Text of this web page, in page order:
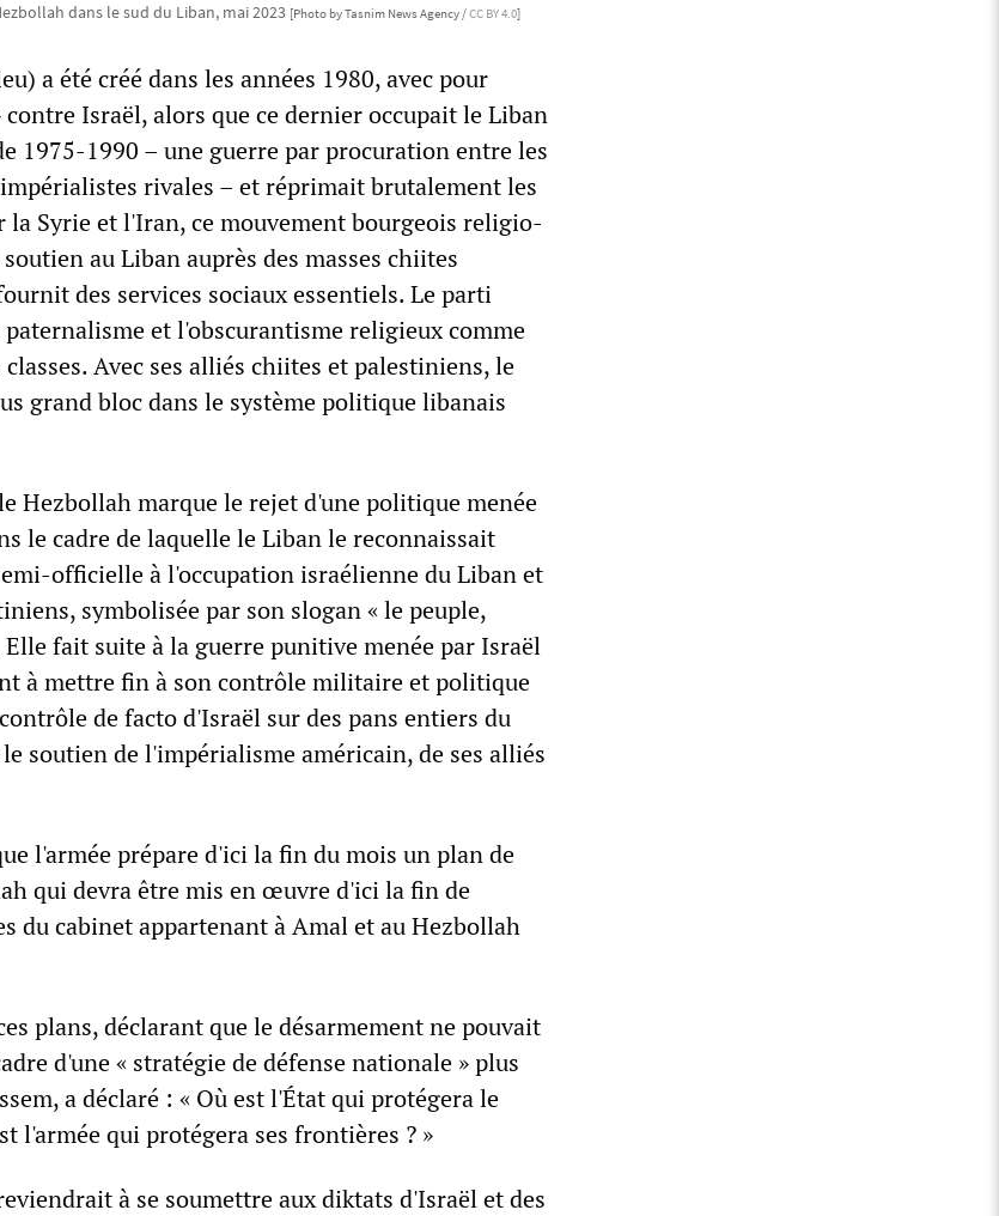
dans le sud du Liban, mai 2023 [Photo by Tasnim News Agency /CC BY 4.0]
a été créé dans les années 1980, avec pour
Israël, alors que ce dernier occupait le Liban
1975-1990 – une guerre par procuration entre les
rivales – et réprimait brutalement les
la Syrie et l'Iran, ce mouvement bourgeois religio-
au Liban auprès des masses chiites
des services sociaux essentiels. Le parti
et l'obscurantisme religieux comme
Avec ses alliés chiites et palestiniens, le
grand bloc dans le système politique libanais
Hezbollah marque le rejet d'une politique menée
le cadre de laquelle le Liban le reconnaissait
officielle à l'occupation israélienne du Liban et
symbolisée par son slogan « le peuple,
Elle fait suite à la guerre punitive menée par Israël
à mettre fin à son contrôle militaire et politique
de facto d'Israël sur des pans entiers du
soutien de l'impérialisme américain, de ses alliés
l'armée prépare d'ici la fin du mois un plan de
qui devra être mis en œuvre d'ici la fin de
du cabinet appartenant à Amal et au Hezbollah
plans, déclarant que le désarmement ne pouvait
d'une « stratégie de défense nationale » plus
a déclaré : « Où est l'État qui protégera le
l'armée qui protégera ses frontières ? »
à se soumettre aux diktats d'Israël et des